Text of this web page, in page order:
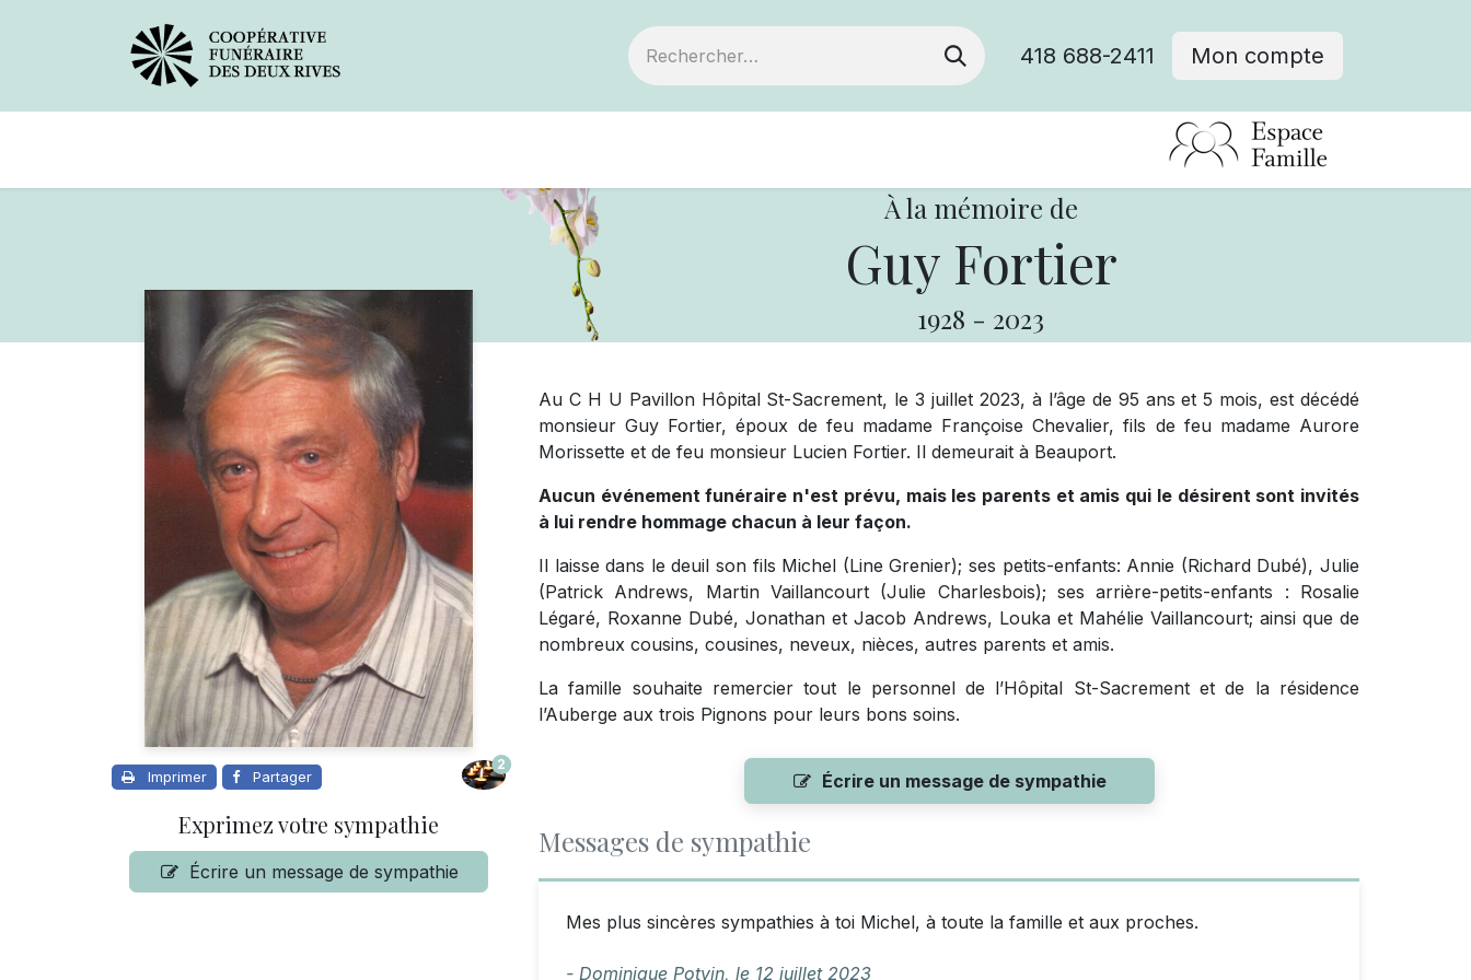
418 688-2411 Mon compte
À la mémoire de
Guy Fortier
1928 - 2023
Imprimer Partager
2
Exprimez votre sympathie
Écrire un message de sympathie
Au C H U Pavillon Hôpital St-Sacrement, le 3 juillet 2023, à l’âge de 95 ans et 5 mois, est décédé
monsieur Guy Fortier, époux de feu madame Françoise Chevalier, fils de feu madame Aurore
Morissette et de feu monsieur Lucien Fortier. Il demeurait à Beauport.
Aucun événement funéraire n'est prévu, mais les parents et amis qui le désirent sont invités
à lui rendre hommage chacun à leur façon.
Il laisse dans le deuil son fils Michel (Line Grenier); ses petits-enfants: Annie (Richard Dubé), Julie
(Patrick Andrews, Martin Vaillancourt (Julie Charlesbois); ses arrière-petits-enfants : Rosalie
Légaré, Roxanne Dubé, Jonathan et Jacob Andrews, Louka et Mahélie Vaillancourt; ainsi que de
nombreux cousins, cousines, neveux, nièces, autres parents et amis.
La famille souhaite remercier tout le personnel de l’Hôpital St-Sacrement et de la résidence
l’Auberge aux trois Pignons pour leurs bons soins.
Écrire un message de sympathie
Messages de sympathie
Mes plus sincères sympathies à toi Michel, à toute la famille et aux proches.
- Dominique Potvin, le 12 juillet 2023